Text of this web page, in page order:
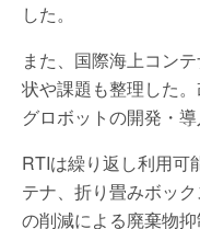
した。
また、国際海上コン
状や課題も整理した
グロボットの開発・
RTIは繰り返し利用可
テナ、折り畳みボッ
の削減による廃棄物